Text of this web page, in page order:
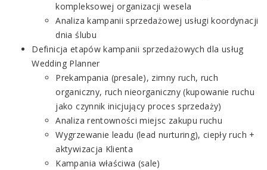
kompleksowej organizacji wesela
Analiza kampanii sprzedażowej usługi koordynacji
dnia ślubu
Definicja etapów kampanii sprzedażowych dla usług
Wedding Planner
Prekampania (presale), zimny ruch, ruch
organiczny, ruch nieorganiczny (kupowanie ruchu
jako czynnik inicjujący proces sprzedaży)
Analiza rentowności miejsc zakupu ruchu
Wygrzewanie leadu (lead nurturing), ciepły ruch +
aktywizacja Klienta
Kampania właściwa (sale)